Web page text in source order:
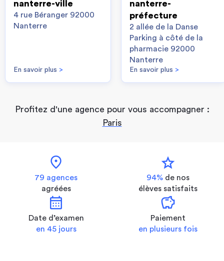
nanterre-ville
4 rue Béranger 92000
Nanterre
En savoir plus >
nanterre-
préfecture
2 allée de la Danse
Parking à côté de la
pharmacie 92000
Nanterre
En savoir plus >
Profitez d'une agence pour vous accompagner :
Paris
location_on
79 agences
agréées
star
94% de nos
élèves satisfaits
calendar_month
Date d’examen
en 45 jours
savings
Paiement
en plusieurs fois